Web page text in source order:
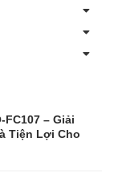
FC107 – Giải
Tiện Lợi Cho